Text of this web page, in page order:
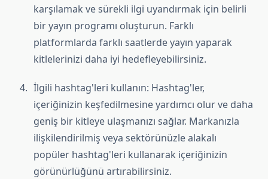
karşılamak ve sürekli ilgi uyandırmak için belirli
bir yayın programı oluşturun. Farklı
platformlarda farklı saatlerde yayın yaparak
kitlelerinizi daha iyi hedefleyebilirsiniz.
İlgili hashtag'leri kullanın: Hashtag'ler,
içeriğinizin keşfedilmesine yardımcı olur ve daha
geniş bir kitleye ulaşmanızı sağlar. Markanızla
ilişkilendirilmiş veya sektörünüzle alakalı
popüler hashtag'leri kullanarak içeriğinizin
görünürlüğünü artırabilirsiniz.